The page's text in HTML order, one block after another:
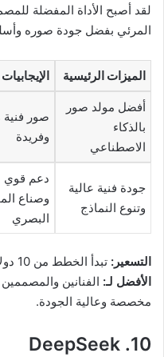
لقد أصبح الأداة المفضلة
المرئي بفضل جودة صوره
الميزات الرئيسية الإيجابيات
أفضل مولد صور
بالذكاء
الاصطناعي
صور فنية
وفريدة
جودة فنية عالية
وتنوع النماذج
دعم قوي
وصناع
البصري
التسعير: تبدأ الخطط من 10 دولارات شهريًا.
الأفضل لـ: الفنانين
مخصصة وعالية الجودة.
10. DeepSeek